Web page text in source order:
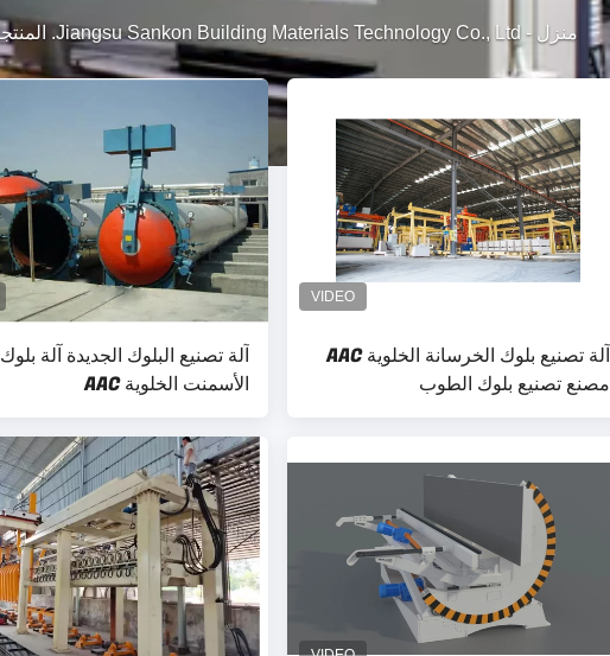
منزل - Jiangsu Sankon Building Materials Technology Co., Ltd. المنتجات
آلة تصنيع البلوك الجديدة آلة بلوك
الأسمنت الخلوية AAC
آلة تصنيع بلوك الخرسانة الخلوية AAC
مصنع تصنيع بلوك الطوب